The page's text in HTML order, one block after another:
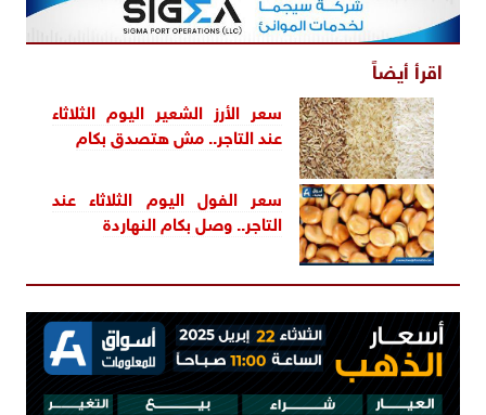
اقرأ أيضاً
سعر الأرز الشعير اليوم الثلاثاء
عند التاجر.. مش هتصدق بكام
سعر الفول اليوم الثلاثاء عند
التاجر.. وصل بكام النهاردة